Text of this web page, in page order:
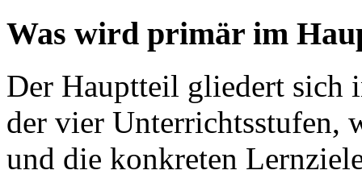
Was wird primär im
Der Hauptteil gliedert sich
der vier Unterrichtsstufen,
und die konkreten